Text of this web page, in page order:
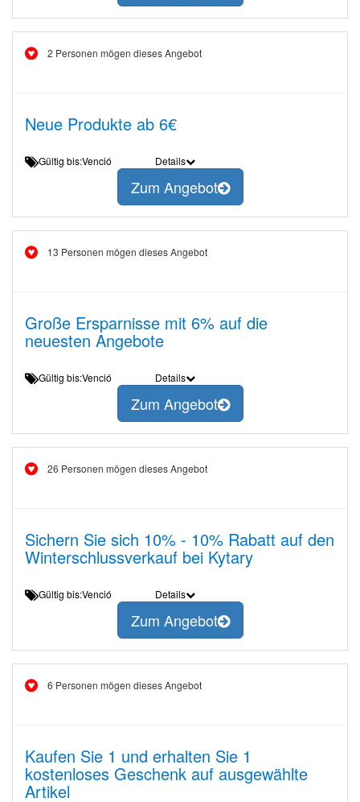
2 Personen mögen dieses Angebot
Neue Produkte ab 6€
Gültig bis:Venció Details
Zum Angebot
13 Personen mögen dieses Angebot
Große Ersparnisse mit 6% auf die
neuesten Angebote
Gültig bis:Venció Details
Zum Angebot
26 Personen mögen dieses Angebot
Sichern Sie sich 10% - 10% Rabatt auf den
Winterschlussverkauf bei Kytary
Gültig bis:Venció Details
Zum Angebot
6 Personen mögen dieses Angebot
Kaufen Sie 1 und erhalten Sie 1
kostenloses Geschenk auf ausgewählte
Artikel